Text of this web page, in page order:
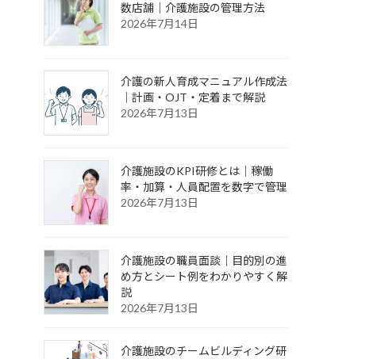
数店舗｜介護施設の管理方法
2026年7月14日
介護の新人育成マニュアル作成法
｜計画・OJT・定着まで解説
2026年7月13日
介護施設のKPI研修とは｜稼働
率・加算・人員配置を数字で管理
2026年7月13日
介護施設の職員面談｜目的別の進
め方とシート例をわかりやすく解
説
2026年7月13日
介護施設のチームビルディング研